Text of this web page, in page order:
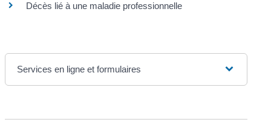
Décès lié à une maladie professionnelle
Services en ligne et formulaires